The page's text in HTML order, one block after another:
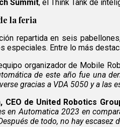
Summit, el Think Tank de
la feria
repartida en seis
especiales. Entre lo más
organizador de Mobile
de este año fue una
gracias a VDA 5050 y a las
CEO de United Robotics
en Automatica 2023 en
de todo, no hay escasez